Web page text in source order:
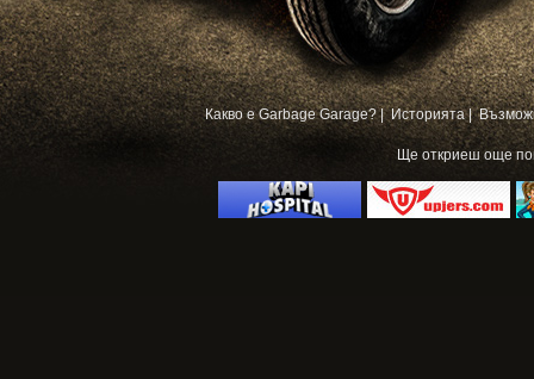
Какво е Garbage Garage? | Историята |
Ще откриеш още